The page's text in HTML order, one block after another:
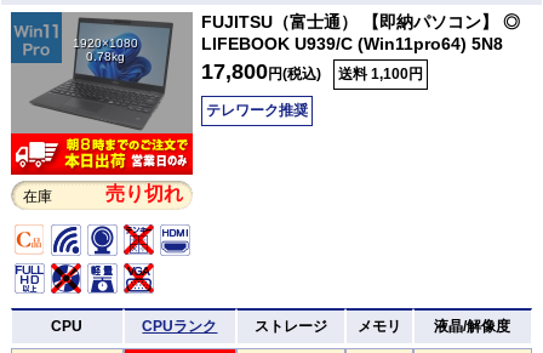
1920×1080
0.78kg
在庫 売り切れ
FUJITSU（富士通） 【即納パソコン】 ◎
LIFEBOOK U939/C (Win11pro64) 5N8
17,800円(税込) 送料 1,100円
テレワーク推奨
CPU CPUランク ストレージ メモリ 液晶/解像度